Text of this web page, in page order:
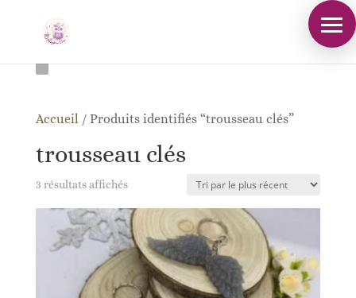
Accueil / Produits identifiés “trousseau clés”
trousseau clés
3 résultats affichésTrié
plus
récent
au
plus